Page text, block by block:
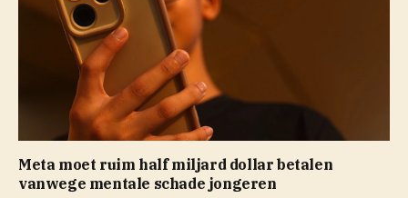
Meta moet ruim half miljard dollar betalen
vanwege mentale schade jongeren